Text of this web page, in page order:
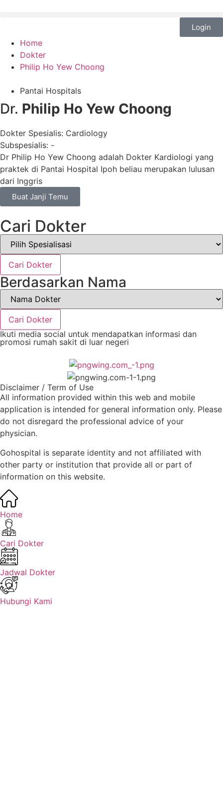
Login
Home
Dokter
Philip Ho Yew Choong
Pantai Hospitals
Dr. Philip Ho Yew Choong
Dokter Spesialis: Cardiology
Subspesialis: -
Dr Philip Ho Yew Choong adalah Dokter Kardiologi yang
praktek di Pantai Hospital Ipoh beliau merupakan lulusan
dari Inggris
Buat Janji Temu
Cari Dokter
Cari Dokter
Berdasarkan Nama
Cari Dokter
Ikuti media social untuk mendapatkan informasi dan
promosi rumah sakit di luar negeri
Disclaimer / Term of Use
All information provided within this web and mobile
application is intended for general information only. Please
do not disregard the professional advice of your
physician.
Gohospital is separate identity and not affiliated with
other party or institution that provide all or part of
information on this website.
Home
Cari Dokter
Jadwal Dokter
Hubungi Kami